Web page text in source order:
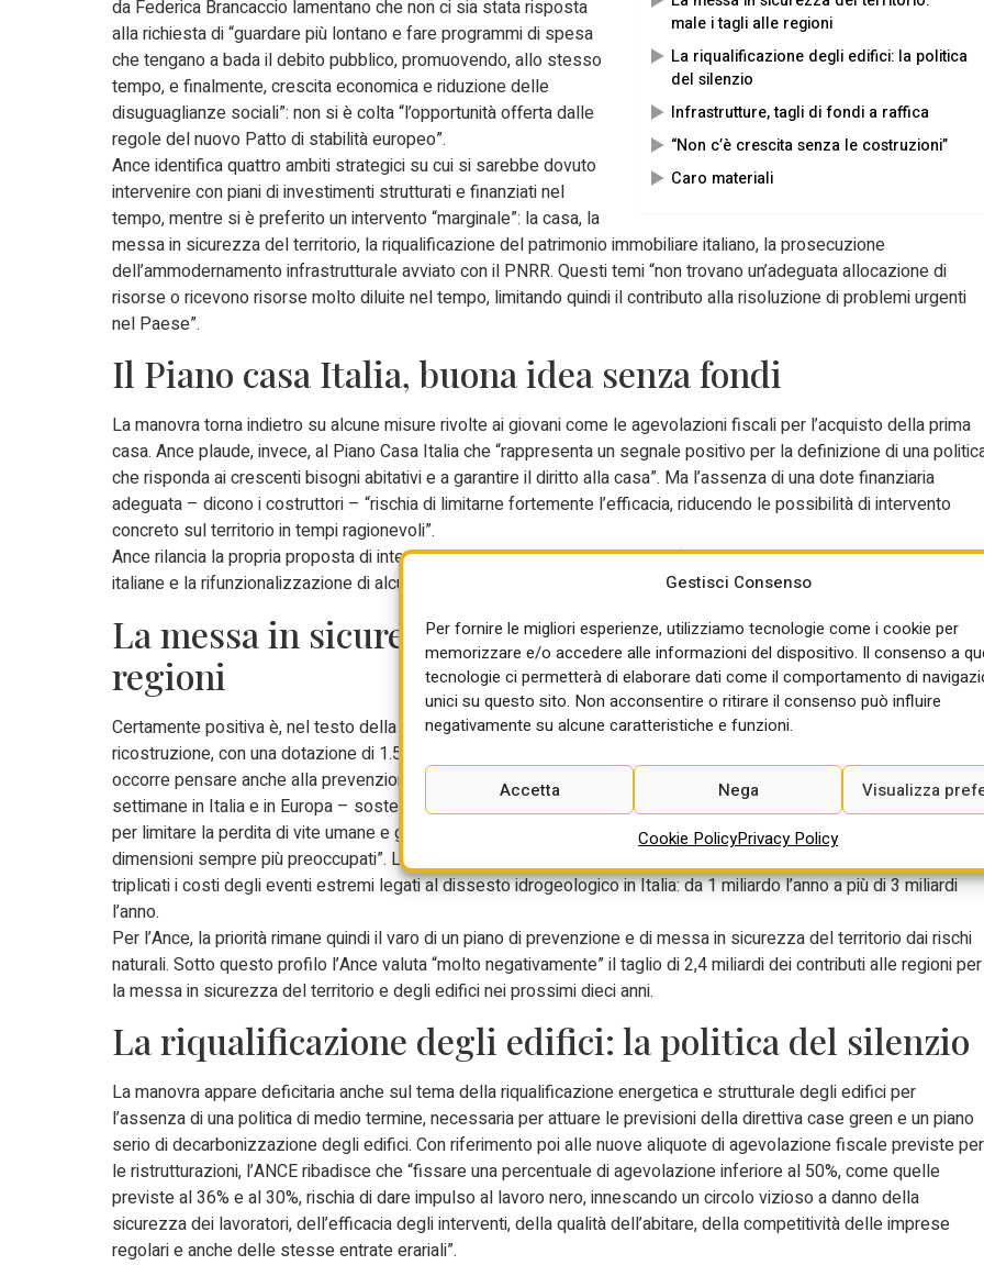
Gestisci Consenso
Per fornire le migliori esperienze, utilizziamo tecnologie come i cookie per
memorizzare e/o accedere alle informazioni del dispositivo. Il consenso a
tecnologie ci permetterà di elaborare dati come il comportamento di
unici su questo sito. Non acconsentire o ritirare il consenso può influire
negativamente su alcune caratteristiche e funzioni.
Accetta Nega Visualizza
Cookie PolicyPrivacy Policy
male i tagli alle regioni
La riqualificazione degli edifici: la politica
del silenzio
Infrastrutture, tagli di fondi a raffica
“Non c’è crescita senza le costruzioni”
Caro materiali
da Federica Brancaccio lamentano che non ci sia stata risposta
alla richiesta di “guardare più lontano e fare programmi di spesa
che tengano a bada il debito pubblico, promuovendo, allo stesso
tempo, e finalmente, crescita economica e riduzione delle
disuguaglianze sociali”: non si è colta “l’opportunità offerta dalle
regole del nuovo Patto di stabilità europeo”.
Ance identifica quattro ambiti strategici su cui si sarebbe dovuto
intervenire con piani di investimenti strutturati e finanziati nel
tempo, mentre si è preferito un intervento “marginale”: la casa, la
messa in sicurezza del territorio, la riqualificazione del patrimonio immobiliare italiano, la prosecuzione
dell’ammodernamento infrastrutturale avviato con il PNRR. Questi temi “non trovano un’adeguata allocazione di
risorse o ricevono risorse molto diluite nel tempo, limitando quindi il contributo alla risoluzione di problemi urgenti
nel Paese”.
Il Piano casa Italia, buona idea senza fondi
La manovra torna indietro su alcune misure rivolte ai giovani come le agevolazioni fiscali per l’acquisto della prima
casa. Ance plaude, invece, al Piano Casa Italia che “rappresenta un segnale positivo per la definizione di una
che risponda ai crescenti bisogni abitativi e a garantire il diritto alla casa”. Ma l’assenza di una dote finanziaria
adeguata – dicono i costruttori – “rischia di limitarne fortemente l’efficacia, riducendo le possibilità di intervento
concreto sul territorio in tempi ragionevoli”.
Ance rilancia la propria proposta di intervento pubblico-privato per la riqualificazione di parti degradate delle città
italiane e la rifunzionalizzazione di alcune zone urbane con la realizzazione di opere di pubblica utilità.
La messa in sicurezza del territorio: male i tagli alle
regioni
Certamente positiva è, nel testo della manovra, l’istituzione di un fondo destinato al finanziamento degli interventi di
ricostruzione, con una dotazione di 1.500 milioni di euro per l’anno 2027 e 1.300 milioni di euro annui dal 2028. Ma
occorre pensare anche alla prevenzione, che purtroppo risulta assente nella manovra. “Gli eventi delle ultime
settimane in Italia e in Europa – sostengono i costruttori – dimostrano l’urgenza di avviare un piano di prevenzione
per limitare la perdita di vite umane e gli ingenti danni economici provocati da eventi naturali dalla frequenza e dalle
dimensioni sempre più preoccupati”. L’ultimo Rapporto Ance-Cresme evidenzia che nell’ultimo decennio sono
triplicati i costi degli eventi estremi legati al dissesto idrogeologico in Italia: da 1 miliardo l’anno a più di 3 miliardi
l’anno.
Per l’Ance, la priorità rimane quindi il varo di un piano di prevenzione e di messa in sicurezza del territorio dai rischi
naturali. Sotto questo profilo l’Ance valuta “molto negativamente” il taglio di 2,4 miliardi dei contributi alle regioni per
la messa in sicurezza del territorio e degli edifici nei prossimi dieci anni.
La riqualificazione degli edifici: la politica del silenzio
La manovra appare deficitaria anche sul tema della riqualificazione energetica e strutturale degli edifici per
l’assenza di una politica di medio termine, necessaria per attuare le previsioni della direttiva case green e un piano
serio di decarbonizzazione degli edifici. Con riferimento poi alle nuove aliquote di agevolazione fiscale previste per
le ristrutturazioni, l’ANCE ribadisce che “fissare una percentuale di agevolazione inferiore al 50%, come quelle
previste al 36% e al 30%, rischia di dare impulso al lavoro nero, innescando un circolo vizioso a danno della
sicurezza dei lavoratori, dell’efficacia degli interventi, della qualità dell’abitare, della competitività delle imprese
regolari e anche delle stesse entrate erariali”.